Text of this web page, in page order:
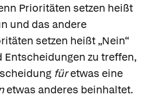
Prioritäten setzen heißt
und das andere
setzen heißt „Nein“
Entscheidungen zu treffen,
füretwas eine
etwas anderes beinhaltet.